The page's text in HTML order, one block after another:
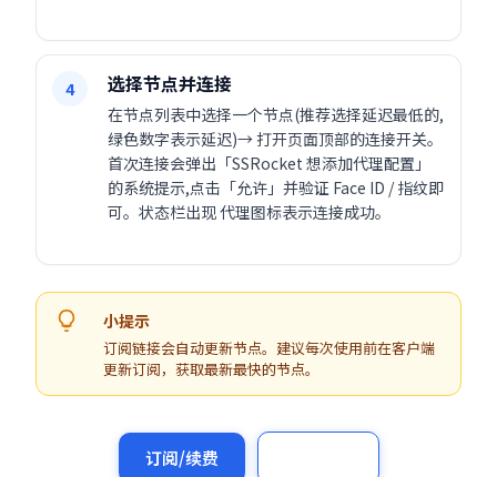
4 选择节点并连接
在节点列表中选择一个节点(推荐选择延迟最低的,
绿色数字表示延迟)→ 打开页面顶部的连接开关。
首次连接会弹出「SSRocket 想添加代理配置」
的系统提示,点击「允许」并验证 Face ID / 指纹即
可。状态栏出现 代理图标表示连接成功。
小提示
订阅链接会自动更新节点。建议每次使用前在客户端
更新订阅，获取最新最快的节点。
订阅/续费